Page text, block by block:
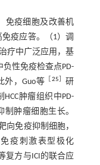
免疫细胞及改善机
疫应答。（1）调
疗中广泛应用，基
性免疫检查点PD-
外，Guo等 25 ］研
肿瘤组织中PD-
肿瘤细胞生长。
向免疫抑制细胞，
疫刺激表型极化
复方与ICI的联合应